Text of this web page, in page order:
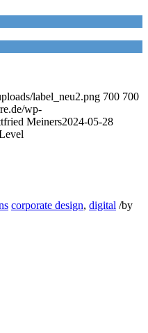
label_neu2.png 700 700
wp-
Meiners2024-05-28
corporate design, digital /by